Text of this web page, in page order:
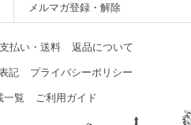
メルマガ登録・解除
支払い・送料 返品について
記 プライバシーポリシー
一覧 ご利用ガイド